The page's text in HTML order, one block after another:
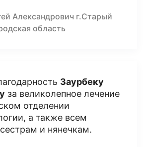
Александрович г.Старый
область
Заурбеку
за великолепное лечение
отделении
а также всем
и нянечкам.